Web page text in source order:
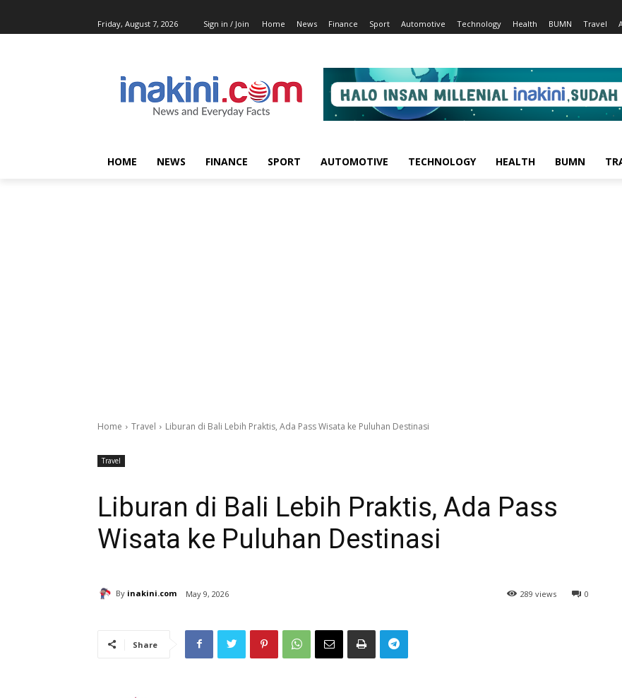
Friday, August 7, 2026 Sign in / Join Home News Finance Sport Automotive Technology Health BUMN Travel
HOME NEWS FINANCE SPORT AUTOMOTIVE TECHNOLOGY HEALTH BUMN
Home Travel Liburan di Bali Lebih Praktis, Ada Pass Wisata ke Puluhan Destinasi
Travel
Liburan di Bali Lebih Praktis, Ada Pass
Wisata ke Puluhan Destinasi
By inakini.com May 9, 2026 0
289 views
Share